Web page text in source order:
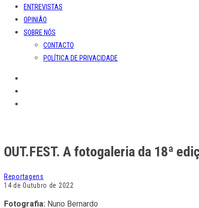
ENTREVISTAS
OPINIÃO
SOBRE NÓS
CONTACTO
POLÍTICA DE PRIVACIDADE
OUT.FEST. A fotogaleria da 18ª
Reportagens
14 de Outubro de 2022
Fotografia: Nuno Bernardo